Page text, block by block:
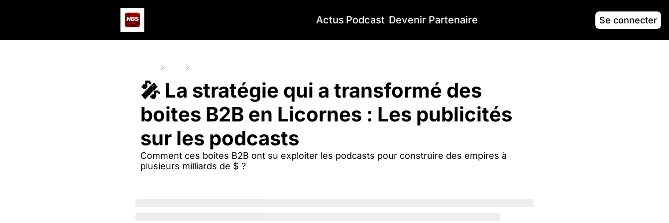
Actus Podcast Devenir Partenaire Se connecter
🎤 La stratégie qui a transformé des
boites B2B en Licornes : Les publicités
sur les podcasts
Comment ces boites B2B ont su exploiter les podcasts pour construire des empires à
plusieurs milliards de $ ?